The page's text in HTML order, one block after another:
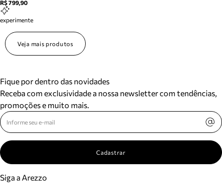
R$ 799,90
experimente
Veja mais produtos
Fique por dentro das novidades
Receba com exclusividade a nossa newsletter com tendências,
promoções e muito mais.
Cadastrar
Siga a Arezzo